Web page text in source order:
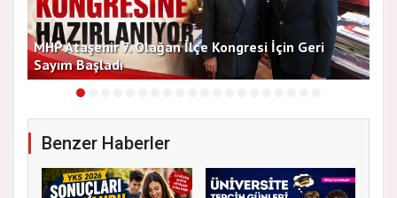
MHP Ataşehir 7. Olağan İlçe Kongresi İçin Geri
Sayım Başladı
Benzer Haberler